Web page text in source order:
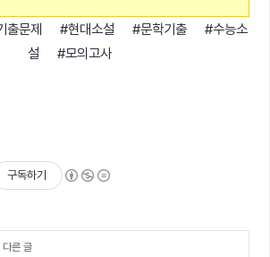
출문제 #현대소설 #문학기출 #수능소
설 #모의고사
구독하기
른 글